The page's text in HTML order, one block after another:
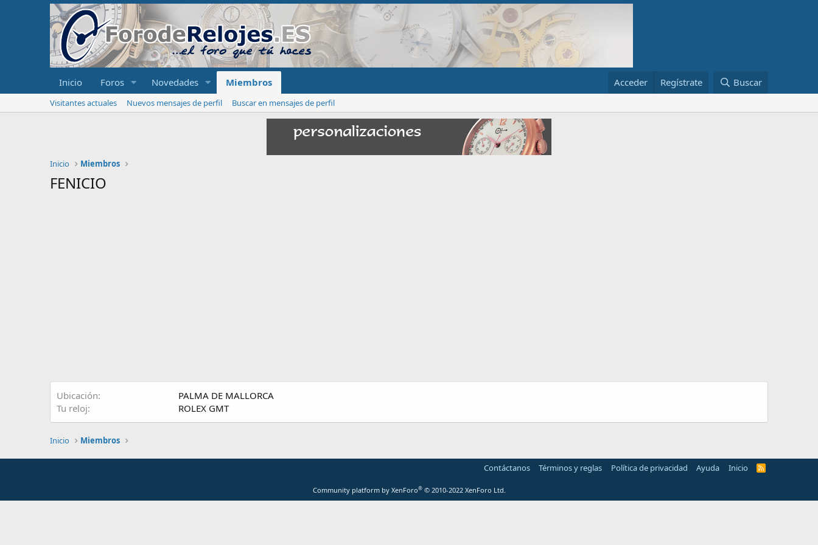
Inicio Foros Novedades Miembros Acceder Regístrate Buscar
Visitantes actuales Nuevos mensajes de perfil Buscar en mensajes de perfil
Inicio Miembros
FENICIO
Ubicación
PALMA DE MALLORCA
Tu reloj
ROLEX GMT
Inicio Miembros
Contáctanos Términos y reglas Política de privacidad Ayuda Inicio
R
Community platform by XenForo® © 2010-2022 XenForo Ltd.